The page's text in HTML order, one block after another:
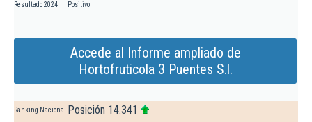
Resultado 2024 Positivo
Accede al Informe ampliado de
Hortofruticola 3 Puentes S.l.
Ranking Nacional Posición 14.341